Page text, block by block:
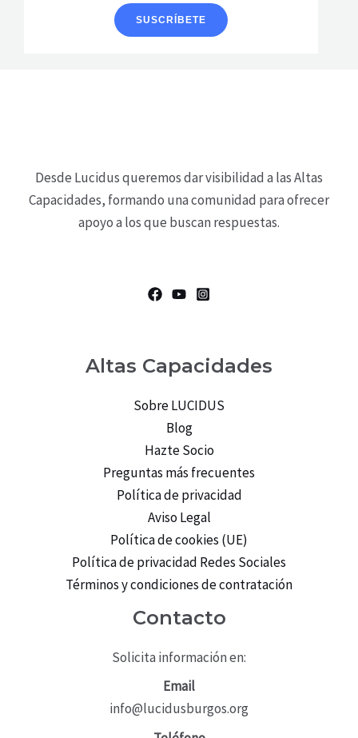
Desde Lucidus queremos dar visibilidad a las Altas
Capacidades, formando una comunidad para ofrecer
apoyo a los que buscan respuestas.
Altas Capacidades
Sobre LUCIDUS
Blog
Hazte Socio
Preguntas más frecuentes
Política de privacidad
Aviso Legal
Política de cookies (UE)
Política de privacidad Redes Sociales
Términos y condiciones de contratación
Contacto
Solicita información en:
Email
info@lucidusburgos.org